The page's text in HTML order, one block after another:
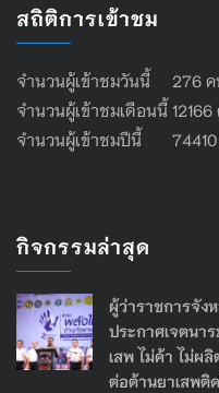
สถิติการเข้าชม
จำนวนผู้เข้าชมวันนี้ 276 ค
จำนวนผู้เข้าชมเดือนนี้ 12166
จำนวนผู้เข้าชมปีนี้ 74410
กิจกรรมล่าสุด
ผู้ว่าราชการจัง
ประกาศเจตนา
เสพ ไม่ค้า ไม่ผลิ
ต่อต้านยาเสพติ